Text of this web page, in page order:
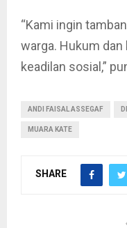
“Kami ingin
warga. Hukum
keadilan sosial,”
ANDI FAISAL ASSEGAF
MUARA KATE
SHARE